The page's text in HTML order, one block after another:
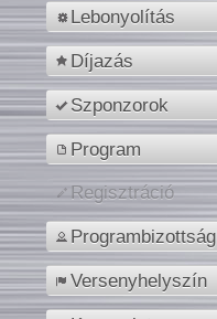
Lebonyolítás
Díjazás
Szponzorok
Program
Regisztráció
Programbizottság
Versenyhelyszín